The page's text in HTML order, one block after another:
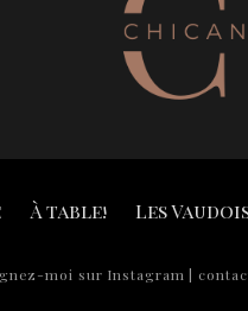
À table! Les
moi sur Instagram |